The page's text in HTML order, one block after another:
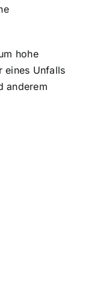
hohe
eines Unfalls
anderem